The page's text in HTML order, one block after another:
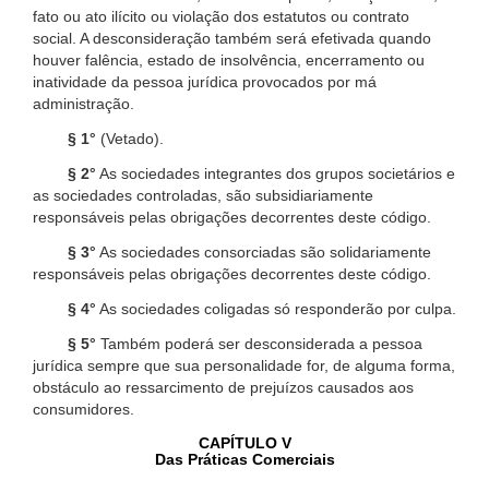
fato ou ato ilícito ou violação dos estatutos ou contrato
social. A desconsideração também será efetivada quando
houver falência, estado de insolvência, encerramento ou
inatividade da pessoa jurídica provocados por má
administração.
§ 1° (Vetado).
§ 2° As sociedades integrantes dos grupos societários e
as sociedades controladas, são subsidiariamente
responsáveis pelas obrigações decorrentes deste código.
§ 3° As sociedades consorciadas são solidariamente
responsáveis pelas obrigações decorrentes deste código.
§ 4° As sociedades coligadas só responderão por culpa.
§ 5° Também poderá ser desconsiderada a pessoa
jurídica sempre que sua personalidade for, de alguma forma,
obstáculo ao ressarcimento de prejuízos causados aos
consumidores.
CAPÍTULO V
Das Práticas Comerciais